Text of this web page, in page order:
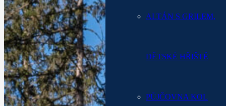
ALTÁN S GRILEM,
DĚTSKÉ HŘIŠTĚ
PŮJČOVNA KOL